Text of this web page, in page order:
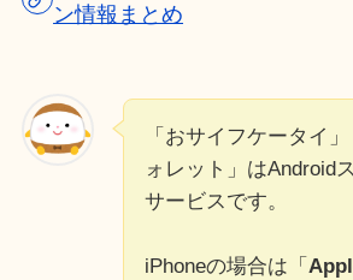
ン情報まとめ
「おサイフケータイ
ォレット」はAndroid
サービスです。
iPhoneの場合は「